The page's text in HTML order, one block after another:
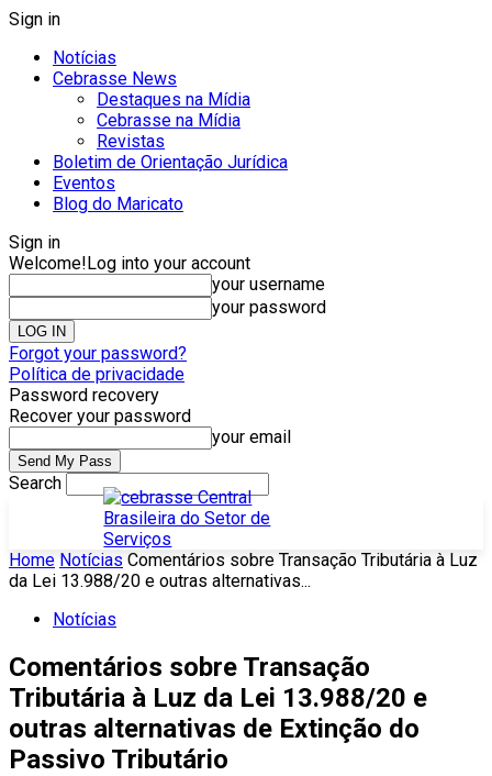
Sign in
Notícias
Cebrasse News
Destaques na Mídia
Cebrasse na Mídia
Revistas
Boletim de Orientação Jurídica
Eventos
Blog do Maricato
Sign in
Welcome!Log into your account
your username
your password
Forgot your password?
Política de privacidade
Password recovery
Recover your password
your email
Search
Home Notícias Comentários sobre Transação Tributária à Luz
da Lei 13.988/20 e outras alternativas...
Notícias
Comentários sobre Transação
Tributária à Luz da Lei 13.988/20 e
outras alternativas de Extinção do
Passivo Tributário